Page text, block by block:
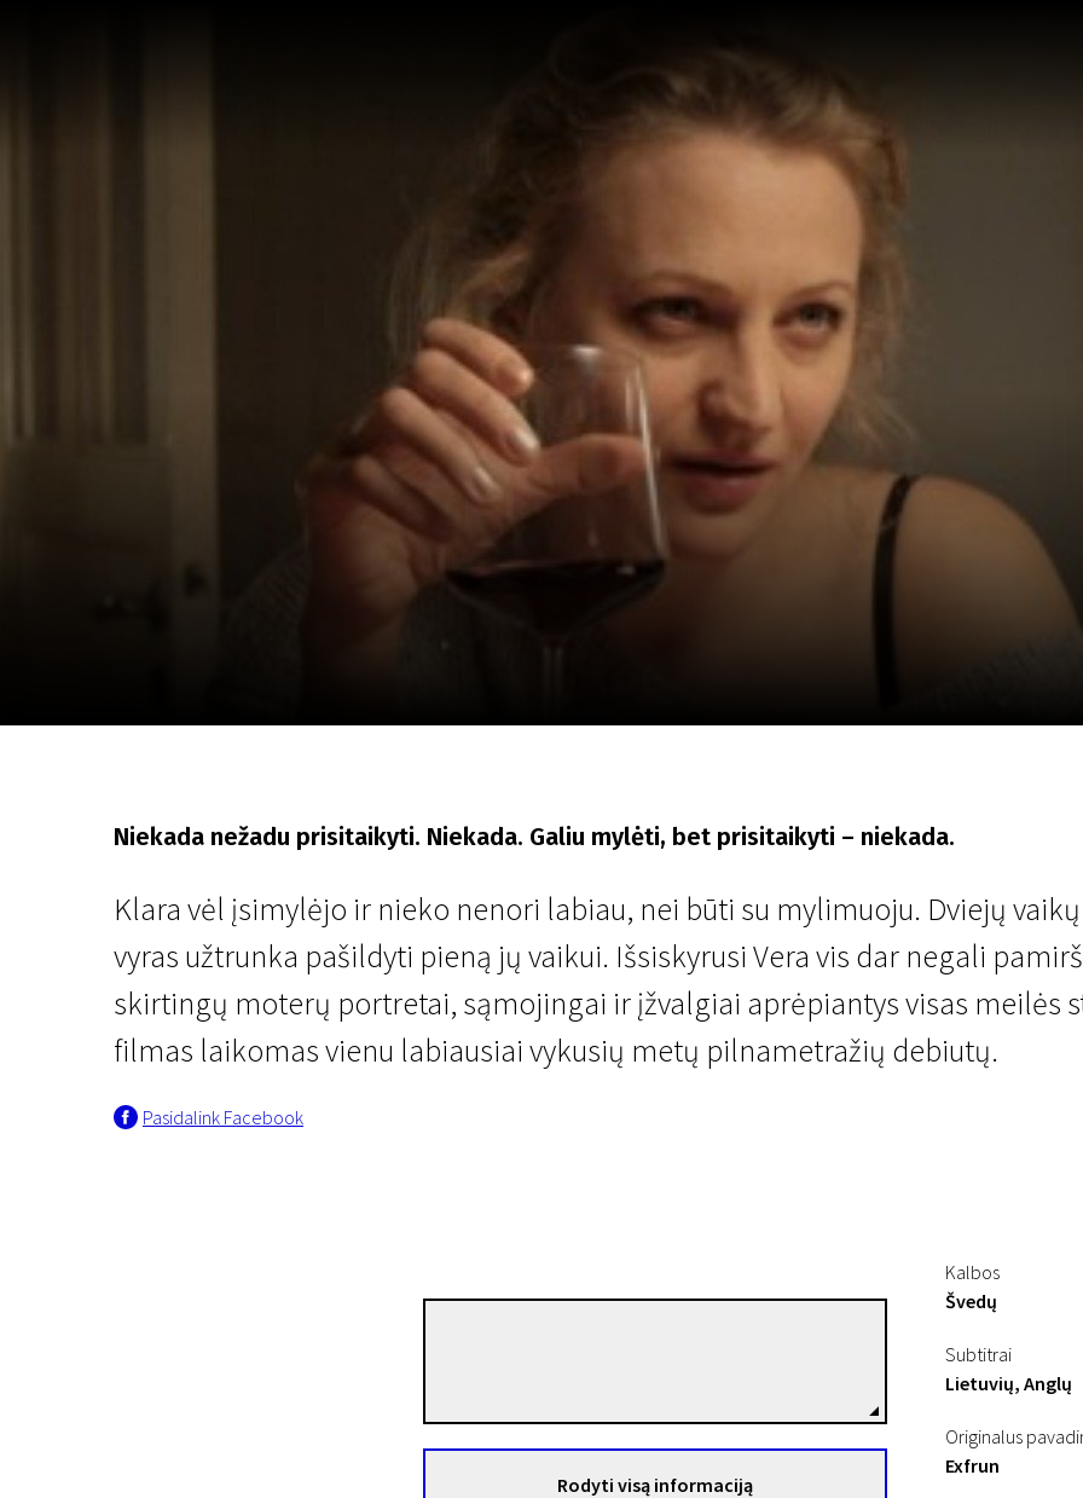
Niekada nežadu prisitaikyti. Niekada. Galiu mylėti, bet prisitaikyti – niekada.
Klara vėl įsimylėjo ir nieko nenori labiau, nei būti su mylimuoju. Dviejų
vyras užtrunka pašildyti pieną jų vaikui. Išsiskyrusi Vera vis dar negali
skirtingų moterų portretai, sąmojingai ir įžvalgiai aprėpiantys visas meilės
filmas laikomas vienu labiausiai vykusių metų pilnametražių debiutų.
Pasidalink Facebook
Rodyti visą informaciją
Kalbos
Švedų
Subtitrai
Lietuvių, Anglų
Originalus
Exfrun